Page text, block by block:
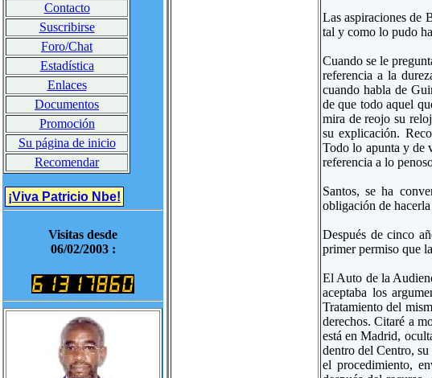
Contacto
Suscribirse
Foro/Chat
Estadística
Enlaces
Documentos
Promoción
Su página de inicio
Recomendar
¡Viva Patricio Nbe!
Visitas desde
06/02/2003 :
Las aspiraciones de
tal y como lo pudo
Cuando se le
referencia a la
cuando habla de
de que todo aquel
mira de reojo su
su explicación.
Todo lo apunta y de
referencia a lo
Santos, se ha
obligación de
Después de cinco
primer permiso que
El Auto de la
aceptaba los
Tratamiento del
derechos. Citaré a
está en Madrid,
dentro del Centro,
el procedimiento,